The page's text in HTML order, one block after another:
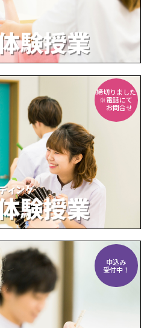
締切りました
※電話にて
お問合せ
申込み
受付中！